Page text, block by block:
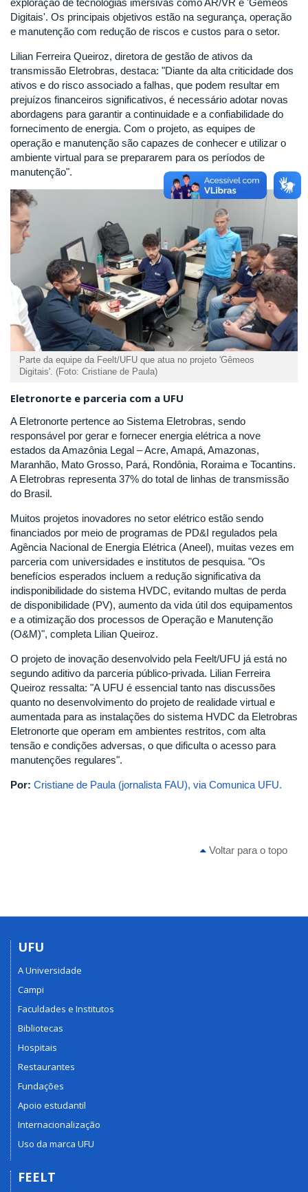
Digitais'. Os principais objetivos estão na segurança, operação
e manutenção com redução de riscos e custos para o setor.
Lilian Ferreira Queiroz, diretora de gestão de ativos da
transmissão Eletrobras, destaca: "Diante da alta criticidade dos
ativos e do risco associado a falhas, que podem resultar em
prejuízos financeiros significativos, é necessário adotar novas
abordagens para garantir a continuidade e a confiabilidade do
fornecimento de energia. Com o projeto, as equipes de
operação e manutenção são capazes de conhecer e utilizar o
ambiente virtual para se prepararem para os períodos de
manutenção".
Parte da equipe da Feelt/UFU que atua no projeto 'Gêmeos
Digitais'. (Foto: Cristiane de Paula)
Eletronorte e parceria com a UFU
A Eletronorte pertence ao Sistema Eletrobras, sendo
responsável por gerar e fornecer energia elétrica a nove
estados da Amazônia Legal – Acre, Amapá, Amazonas,
Maranhão, Mato Grosso, Pará, Rondônia, Roraima e Tocantins.
A Eletrobras representa 37% do total de linhas de transmissão
do Brasil.
Muitos projetos inovadores no setor elétrico estão sendo
financiados por meio de programas de PD&I regulados pela
Agência Nacional de Energia Elétrica (Aneel), muitas vezes em
parceria com universidades e institutos de pesquisa. "Os
benefícios esperados incluem a redução significativa da
indisponibilidade do sistema HVDC, evitando multas de perda
de disponibilidade (PV), aumento da vida útil dos equipamentos
e a otimização dos processos de Operação e Manutenção
(O&M)", completa Lilian Queiroz.
O projeto de inovação desenvolvido pela Feelt/UFU já está no
segundo aditivo da parceria público-privada. Lilian Ferreira
Queiroz ressalta: "A UFU é essencial tanto nas discussões
quanto no desenvolvimento do projeto de realidade virtual e
aumentada para as instalações do sistema HVDC da Eletrobras
Eletronorte que operam em ambientes restritos, com alta
tensão e condições adversas, o que dificulta o acesso para
manutenções regulares".
Por: Cristiane de Paula (jornalista FAU), via Comunica UFU.
Voltar para o topo
UFU
A Universidade
Campi
Faculdades e Institutos
Bibliotecas
Hospitais
Restaurantes
Fundações
Apoio estudantil
Internacionalização
Uso da marca UFU
FEELT